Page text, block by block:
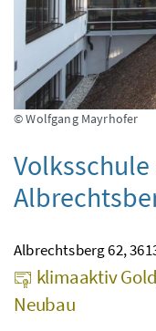
© Wolfgang Mayrhofer
Albrechtsberg 62,
klimaaktiv
Neubau